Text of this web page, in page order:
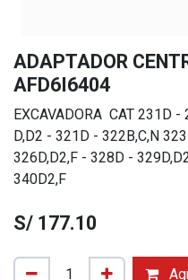
ADAPTADOR
AFD6I6404
EXCAVADORA CAT 231D
D,D2 - 321D - 322B,C,N
326D,D2,F - 328D -
340D2,F
S/ 177.10